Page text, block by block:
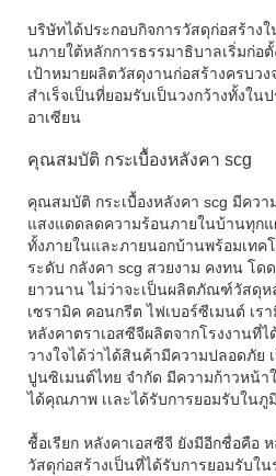
บริษัทได้ประกอบกิจการวัสดุก่อสร้างใ
นภายใต้หลักการธรรมาธิบาลเริ่มก่อ
เป้าหมายผลิตวัสดุงานก่อสร้างครบว
สำเร็จเป็นที่ยอมรับเป็นวงกว้างทั้งใ
อาเซียน
คุณสมบัติ กระเบื้องหลังคา scg
คุณสมบัติ กระเบื้องหลังคา scg มีควา
แสงแดดลดความร้อนภายในบ้านทุกแ
ทั้งภายในและภายนอกบ้านพร้อมเทค
ระดับ กลังคา scg สวยงาม คงทน โด
ยาวนาน ไม่ว่าจะเป็นผลิตภัณฑ์วัสดุห
เซรามิค คอนกรีต ไฟเบอร์ซีเมนต์ เ
หลังคาตราเอสซีจีผลิตจากโรงงานที่
วางใจได้ว่าได้สินค้ามีความปลอดภัย
ปูนซิเมนต์ไทย จำกัด มีความก้าวหน้า
ได้คุณภาพ เเละได้รับการยอมรับในภู
ชื้อเรียก หลังคาเอสซีจี ยังมีอีกชื่อคือ
วัสดุก่อสร้างเป็นที่ได้รับการยอมรับใน